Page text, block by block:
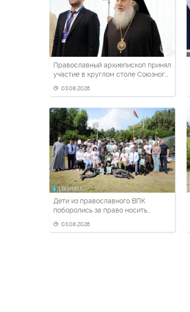
Православный архиепископ принял
участие в круглом столе Союзного
03.08.2026
Дети из православного ВПК
поборолись за право носить
03.08.2026